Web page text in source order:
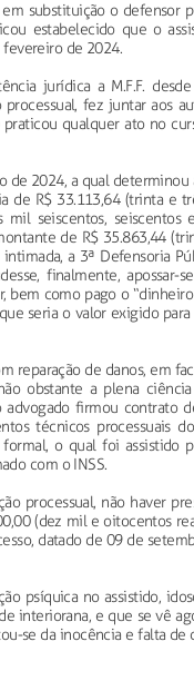
substituição o defensor
estabelecido que o
fevereiro de 2024.
jurídica a M.F.F.
fez juntar aos
qualquer ato no
2024, a qual determinou
de R$ 33.113,64 (trinta e
mil seiscentos, seiscentos
de R$ 35.863,44
a 3ª Defensoria
finalmente, apossar-
bem como pago o
seria o valor exigido
reparação de danos, em
obstante a plena
advogado firmou contrato
técnicos processuais
o qual foi assistido
com o INSS.
processual, não haver
(dez mil e oitocentos
datado de 09 de
psíquica no assistido,
interiorana, e que se vê
se da inocência e falta de